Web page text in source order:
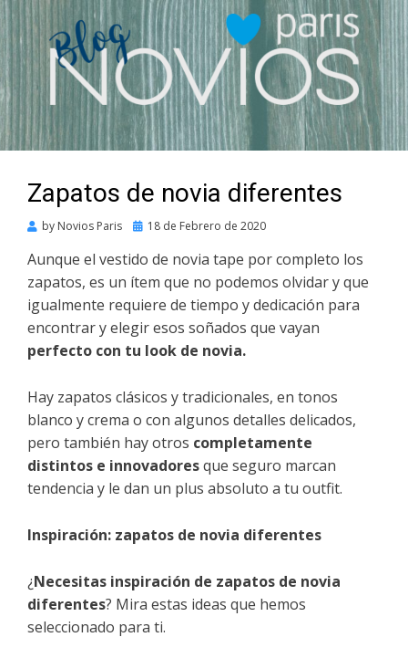
Zapatos de novia diferentes
by Novios Paris
Posted
18 de Febrero de 2020
Aunque el vestido de novia tape por completo los
zapatos, es un ítem que no podemos olvidar y que
igualmente requiere de tiempo y dedicación para
encontrar y elegir esos soñados que vayan
perfecto con tu look de novia.
Hay zapatos clásicos y tradicionales, en tonos
blanco y crema o con algunos detalles delicados,
pero también hay otros completamente
distintos e innovadoresque seguro marcan
tendencia y le dan un plus absoluto a tu outfit.
Inspiración: zapatos de novia diferentes
¿Necesitas inspiración de zapatos de novia
diferentes? Mira estas ideas que hemos
seleccionado para ti.